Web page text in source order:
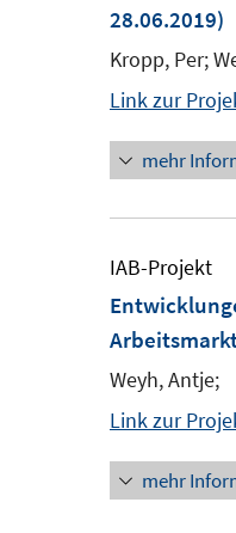
28.06.2019)
Kropp, Per;
Link zur
mehr
IAB-Projekt
Weyh, Antje;
Link zur
mehr